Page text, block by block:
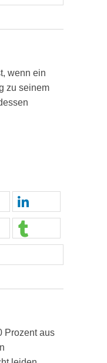
wenn ein
zu seinem
Prozent aus